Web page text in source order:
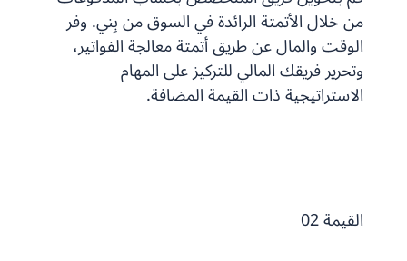
من خلال الأتمتة الرائدة في السوق من بِني. وفر
الوقت والمال عن طريق أتمتة معالجة الفواتير،
وتحرير فريقك المالي للتركيز على المهام
الاستراتيجية ذات القيمة المضافة.
القيمة 02